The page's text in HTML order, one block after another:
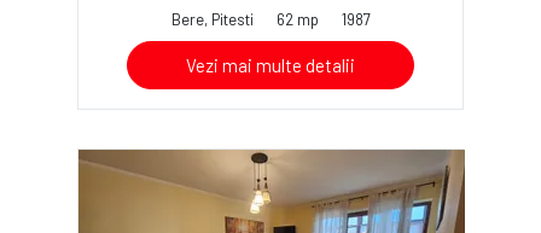
Bere, Pitesti
62 mp 1987
Vezi mai multe detalii